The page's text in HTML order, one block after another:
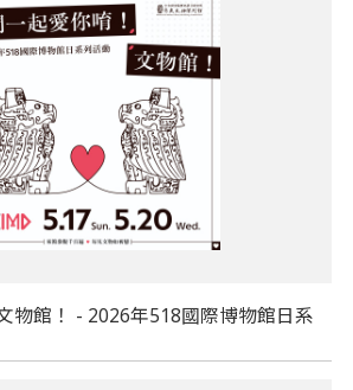
物館！ - 2026年518國際博物館日系